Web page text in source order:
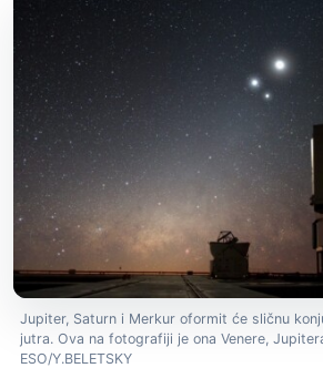
Jupiter, Saturn i Merkur oformit će sličnu
jutra. Ova na fotografiji je ona Venere,
ESO/Y.BELETSKY